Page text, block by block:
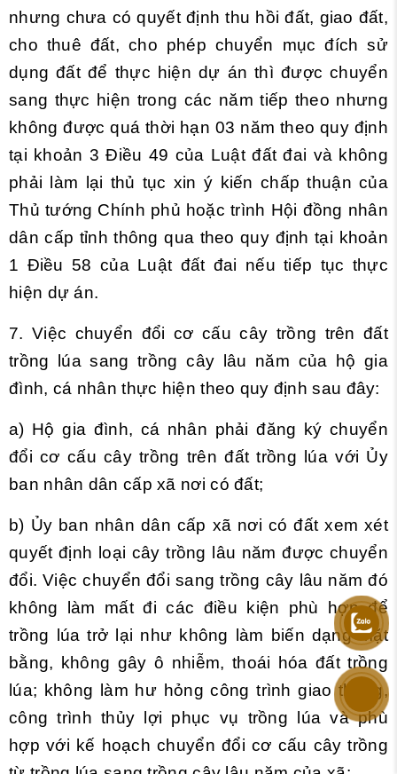
nhưng chưa có quyết định thu hồi đất, giao đất,
cho thuê đất, cho phép chuyển mục đích sử
dụng đất để thực hiện dự án thì được chuyển
sang thực hiện trong các năm tiếp theo nhưng
không được quá thời hạn 03 năm theo quy định
tại khoản 3 Điều 49 của Luật đất đai và không
phải làm lại thủ tục xin ý kiến chấp thuận của
Thủ tướng Chính phủ hoặc trình Hội đồng nhân
dân cấp tỉnh thông qua theo quy định tại khoản
1 Điều 58 của Luật đất đai nếu tiếp tục thực
hiện dự án.
7. Việc chuyển đổi cơ cấu cây trồng trên đất
trồng lúa sang trồng cây lâu năm của hộ gia
đình, cá nhân thực hiện theo quy định sau đây:
a) Hộ gia đình, cá nhân phải đăng ký chuyển
đổi cơ cấu cây trồng trên đất trồng lúa với Ủy
ban nhân dân cấp xã nơi có đất;
b) Ủy ban nhân dân cấp xã nơi có đất xem xét
quyết định loại cây trồng lâu năm được chuyển
đổi. Việc chuyển đổi sang trồng cây lâu năm đó
không làm mất đi các điều kiện phù hợp để
trồng lúa trở lại như không làm biến dạng mặt
bằng, không gây ô nhiễm, thoái hóa đất trồng
lúa; không làm hư hỏng công trình giao thông,
công trình thủy lợi phục vụ trồng lúa và phù
hợp với kế hoạch chuyển đổi cơ cấu cây trồng